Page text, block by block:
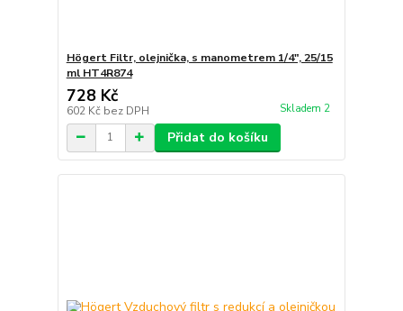
Högert Filtr, olejnička, s manometrem 1/4″, 25/15
ml HT4R874
728 Kč
602 Kč bez DPH Skladem 2
Přidat do košíku